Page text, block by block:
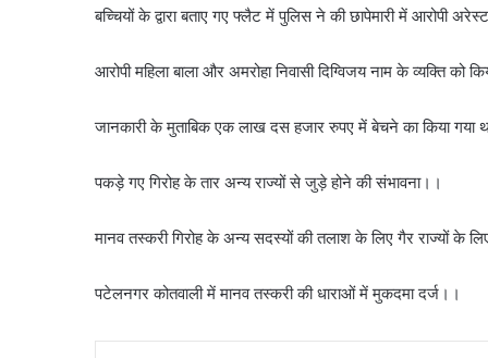
बच्चियों के द्वारा बताए गए फ्लैट में पुलिस ने की छापेमारी में आरोपी
आरोपी महिला बाला और अमरोहा निवासी दिग्विजय नाम के व्यक्ति को
जानकारी के मुताबिक एक लाख दस हजार रुपए में बेचने का किया गया
पकड़े गए गिरोह के तार अन्य राज्यों से जुड़े होने की संभावना।।
मानव तस्करी गिरोह के अन्य सदस्यों की तलाश के लिए गैर राज्यों के
पटेलनगर कोतवाली में मानव तस्करी की धाराओं में मुकदमा दर्ज।।